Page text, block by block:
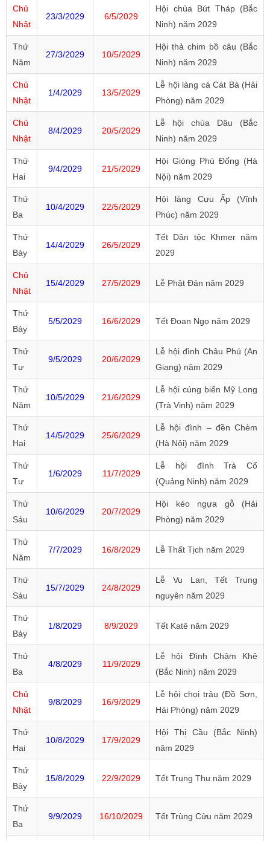
Chủ
Nhật
23/3/2029 6/5/2029
Hội chùa Bút Tháp (Bắc
Ninh) năm 2029
Thứ
Năm
27/3/2029 10/5/2029
Hội thả chim bồ câu (Bắc
Ninh) năm 2029
Chủ
Nhật
1/4/2029 13/5/2029
Lễ hội làng cá Cát Bà (Hải
Phòng) năm 2029
Chủ
Nhật
8/4/2029 20/5/2029
Lễ hội chùa Dâu (Bắc
Ninh) năm 2029
Thứ
Hai
9/4/2029 21/5/2029
Hội Gióng Phù Đổng (Hà
Nội) năm 2029
Thứ
Ba
10/4/2029 22/5/2029
Hội làng Cựu Ấp (Vĩnh
Phúc) năm 2029
Thứ
Bảy
14/4/2029 26/5/2029
Tết Dân tộc Khmer năm
2029
Chủ
Nhật
15/4/2029 27/5/2029 Lễ Phật Đản năm 2029
Thứ
Bảy
5/5/2029 16/6/2029 Tết Đoan Ngọ năm 2029
Thứ
Tư
9/5/2029 20/6/2029
Lễ hội đình Châu Phú (An
Giang) năm 2029
Thứ
Năm
10/5/2029 21/6/2029
Lễ hội cúng biển Mỹ Long
(Trà Vinh) năm 2029
Thứ
Hai
14/5/2029 25/6/2029
Lễ hội đình – đền Chèm
(Hà Nội) năm 2029
Thứ
Tư
1/6/2029 11/7/2029
Lễ hội đình Trà Cổ
(Quảng Ninh) năm 2029
Thứ
Sáu
10/6/2029 20/7/2029
Hội kéo ngựa gỗ (Hải
Phòng) năm 2029
Thứ
Năm
7/7/2029 16/8/2029 Lễ Thất Tịch năm 2029
Thứ
Sáu
15/7/2029 24/8/2029
Lễ Vu Lan, Tết Trung
nguyên năm 2029
Thứ
Bảy
1/8/2029 8/9/2029 Tết Katê năm 2029
Thứ
Ba
4/8/2029 11/9/2029
Lễ hội Đình Châm Khê
(Bắc Ninh) năm 2029
Chủ
Nhật
9/8/2029 16/9/2029
Lễ hội chọi trâu (Đồ Sơn,
Hải Phòng) năm 2029
Thứ
Hai
10/8/2029 17/9/2029
Hội Thị Cầu (Bắc Ninh)
năm 2029
Thứ
Bảy
15/8/2029 22/9/2029 Tết Trung Thu năm 2029
Thứ
Ba
9/9/2029 16/10/2029 Tết Trùng Cửu năm 2029